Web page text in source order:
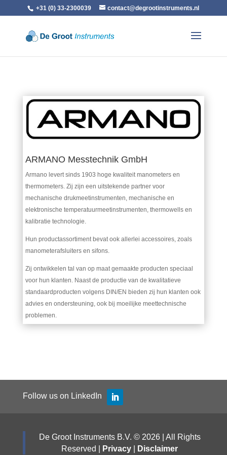
+31 (0) 33-2300039 contact@degrootinstruments.nl
ARMANO Messtechnik GmbH
Armano levert sinds 1903 hoge kwaliteit manometers en
thermometers. Zij zijn een uitstekende partner voor
mechanische drukmeetinstrumenten, mechanische en
elektronische temperatuurmeetinstrumenten, thermowells en
kalibratie technologie.
Hun productassortiment bevat ook allerlei accessoires, zoals
manometerafsluiters en sifons.
Zij ontwikkelen tal van op maat gemaakte producten speciaal
voor hun klanten. Naast de productie van de kwalitatieve
standaardproducten volgens DIN/EN bieden zij hun klanten ook
advies en ondersteuning, ook bij moeilijke meettechnische
problemen.
Follow us on LinkedIn
De Groot Instruments B.V. © 2026 | All Rights
Reserved |
Privacy Disclaimer